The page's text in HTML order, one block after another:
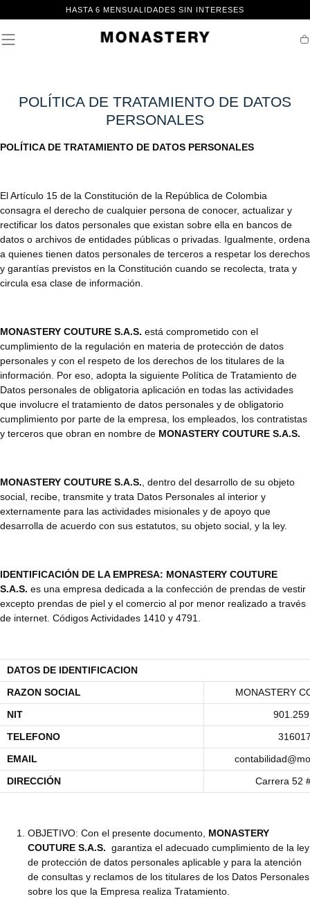
CONTENIDO
HASTA 6 MENSUALIDADES SIN INTERESES
POLÍTICA DE TRATAMIENTO DE DATOS
PERSONALES
POLÍTICA DE TRATAMIENTO DE DATOS PERSONALES
El Artículo 15 de la Constitución de la República de Colombia
consagra el derecho de cualquier persona de conocer, actualizar y
rectificar los datos personales que existan sobre ella en bancos de
datos o archivos de entidades públicas o privadas. Igualmente, ordena
a quienes tienen datos personales de terceros a respetar los derechos
y garantías previstos en la Constitución cuando se recolecta, trata y
circula esa clase de información.
MONASTERY COUTURE S.A.S. está comprometido con el
cumplimiento de la regulación en materia de protección de datos
personales y con el respeto de los derechos de los titulares de la
información. Por eso, adopta la siguiente Política de Tratamiento de
Datos personales de obligatoria aplicación en todas las actividades
que involucre el tratamiento de datos personales y de obligatorio
cumplimiento por parte de la empresa, los empleados, los contratistas
y terceros que obran en nombre de MONASTERY COUTURE S.A.S.
MONASTERY COUTURE S.A.S. , dentro del desarrollo de su objeto
social, recibe, transmite y trata Datos Personales al interior y
externamente para las actividades misionales y de apoyo que
desarrolla de acuerdo con sus estatutos, su objeto social, y la ley.
IDENTIFICACIÓN DE LA EMPRESA: MONASTERY COUTURE
S.A.S. es una empresa dedicada a la confección de prendas de vestir
excepto prendas de piel y el comercio al por menor realizado a través
de internet. Códigos Actividades 1410 y 4791.
DATOS DE IDENTIFICACION
RAZON SOCIAL
MONASTERY
NIT
TELEFONO
EMAIL
DIRECCIÓN
Carrera 52
OBJETIVO: Con el presente documento, MONASTERY
COUTURE S.A.S. garantiza el adecuado cumplimiento de la ley
de protección de datos personales aplicable y para la atención
de consultas y reclamos de los titulares de los Datos Personales
sobre los que la Empresa realiza Tratamiento.